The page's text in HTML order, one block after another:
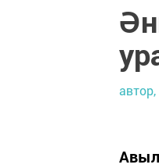
автор,